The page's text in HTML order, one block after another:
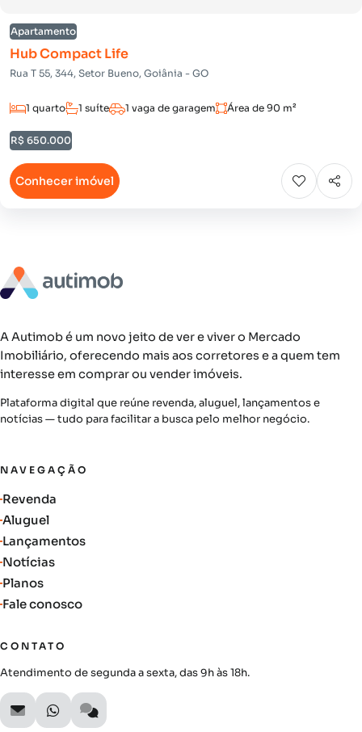
Apartamento
Hub Compact Life
Rua T 55, 344, Setor Bueno, Goiânia - GO
1 quarto 1 suíte 1 vaga de garagem Área de 90 m²
R$ 650.000
Conhecer imóvel
A Autimob é um novo jeito de ver e viver o Mercado
Imobiliário, oferecendo mais aos corretores e a quem tem
interesse em comprar ou vender imóveis.
Plataforma digital que reúne revenda, aluguel, lançamentos e
notícias — tudo para facilitar a busca pelo melhor negócio.
NAVEGAÇÃO
Revenda
Aluguel
Lançamentos
Notícias
Planos
Fale conosco
CONTATO
Atendimento de segunda a sexta, das 9h às 18h.